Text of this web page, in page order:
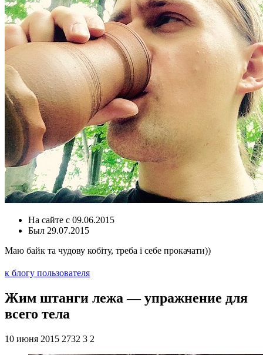
На сайте с 09.06.2015
Был 29.07.2015
Маю байк та чудову кобіту, треба і себе прокачати))
к блогу пользователя
​Жим штанги лежа — упражнение для
всего тела
10 июня 2015 2732 3 2